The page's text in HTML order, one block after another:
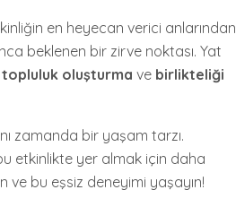
en heyecan verici anlarından
beklenen bir zirve noktası. Yat
topluluk oluşturma ve birlikteliği
zamanda bir yaşam tarzı.
bu etkinlikte yer almak için daha
ve bu eşsiz deneyimi yaşayın!